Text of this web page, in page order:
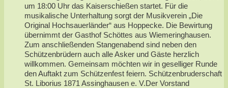
um 18:00 Uhr das Kaiserschießen startet. Für die
musikalische Unterhaltung sorgt der Musikverein „Die
Original Hochsauerländer“ aus Hoppecke. Die Bewirtung
übernimmt der Gasthof Schöttes aus Wiemeringhausen.
Zum anschließenden Stangenabend sind neben den
Schützenbrüdern auch alle Asker und Gäste herzlich
willkommen. Gemeinsam möchten wir in geselliger Runde
den Auftakt zum Schützenfest feiern. Schützenbruderschaft
St. Liborius 1871 Assinghausen e. V.Der Vorstand